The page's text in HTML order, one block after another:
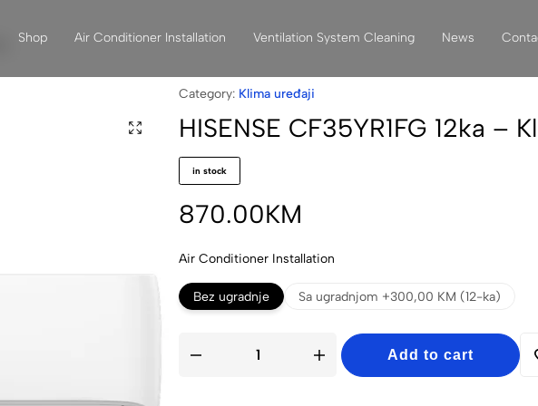
Shop Air Conditioner Installation Ventilation System Cleaning News
Category: Klima uređaji
HISENSE CF35YR1FG 12ka –
in stock
870.00KM
Air Conditioner Installation
Bez ugradnje Sa ugradnjom +300,00 KM (12-ka)
Add to cart